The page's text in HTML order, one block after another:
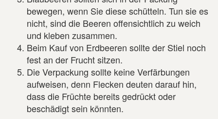
bewegen, wenn Sie diese schütteln. Tun sie es
nicht, sind die Beeren offensichtlich zu weich
und kleben zusammen.
Beim Kauf von Erdbeeren sollte der Stiel noch
fest an der Frucht sitzen.
Die Verpackung sollte keine Verfärbungen
aufweisen, denn Flecken deuten darauf hin,
dass die Früchte bereits gedrückt oder
beschädigt sein könnten.